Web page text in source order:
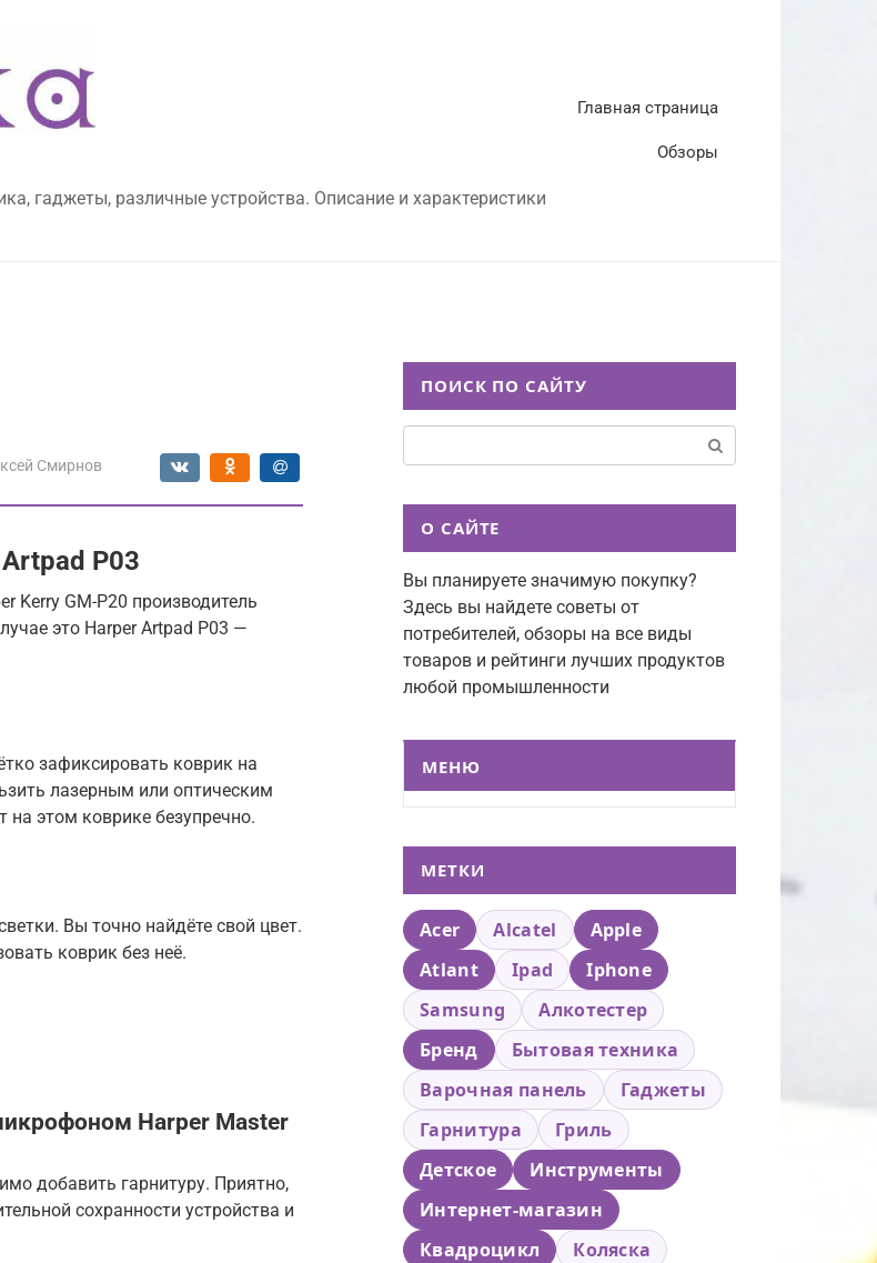
гаджеты, различные устройства. Описание и характеристики
Главная страница
Обзоры
Смирнов
P03
Kerry GM-P20 производитель
это Harper Artpad P03 —
зафиксировать коврик на
лазерным или оптическим
этом коврике безупречно.
Вы точно найдёте свой цвет.
коврик без неё.
Harper Master
добавить гарнитуру. Приятно,
сохранности устройства и
ПОИСК ПО САЙТУ
О САЙТЕ
Вы планируете значимую покупку?
Здесь вы найдете советы от
потребителей, обзоры на все виды
товаров и рейтинги лучших продуктов
любой промышленности
МЕНЮ
МЕТКИ
Acer Alcatel
Apple
Atlant
Ipad
Iphone
Samsung
Алкотестер
Бренд
Бытовая техника
Варочная панель
Гаджеты
Гарнитура
Гриль
Детское
Инструменты
Интернет-магазин
Квадроцикл
Коляска